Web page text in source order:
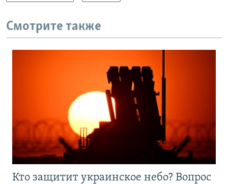
Смотрите также
Кто защитит украинское небо? Вопрос